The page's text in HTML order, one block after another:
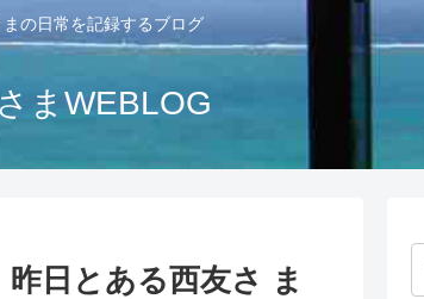
まの日常を記録するブログ
まWEBLOG
日とある西友さ ま